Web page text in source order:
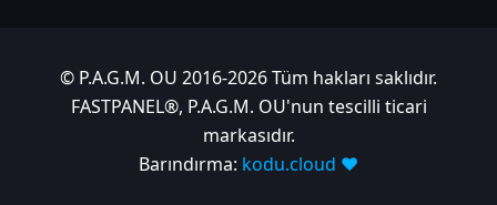
© P.A.G.M. OU 2016-2026 Tüm hakları saklıdır.
FASTPANEL®, P.A.G.M. OU'nun tescilli ticari
markasıdır.
Barındırma: kodu.cloud ❤️